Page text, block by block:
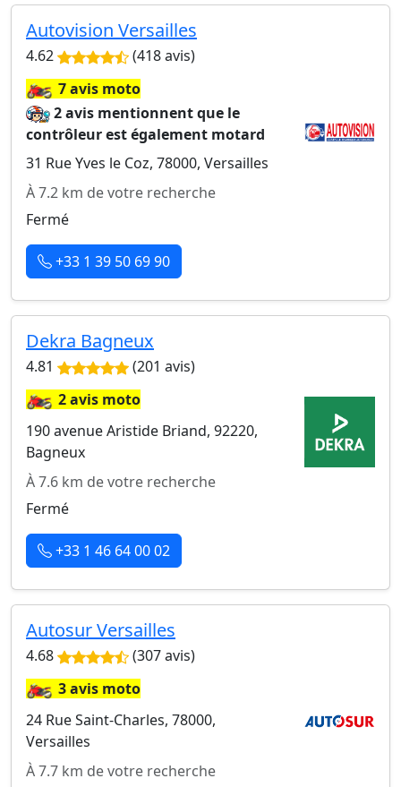
Autovision Versailles
4.62 (418 avis)
🏍️7 avis moto
2 avis mentionnent que le
contrôleur est également motard
31 Rue Yves le Coz, 78000, Versailles
À 7.2 km de votre recherche
Fermé
+33 1 39 50 69 90
Dekra Bagneux
4.81 (201 avis)
🏍️2 avis moto
190 avenue Aristide Briand, 92220,
Bagneux
À 7.6 km de votre recherche
Fermé
+33 1 46 64 00 02
Autosur Versailles
4.68 (307 avis)
🏍️3 avis moto
24 Rue Saint-Charles, 78000,
Versailles
À 7.7 km de votre recherche